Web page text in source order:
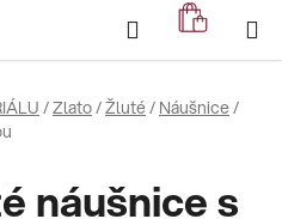
Hledat
KOŠÍK
/Zlato/Žluté/ Náušnice/
náušnice s